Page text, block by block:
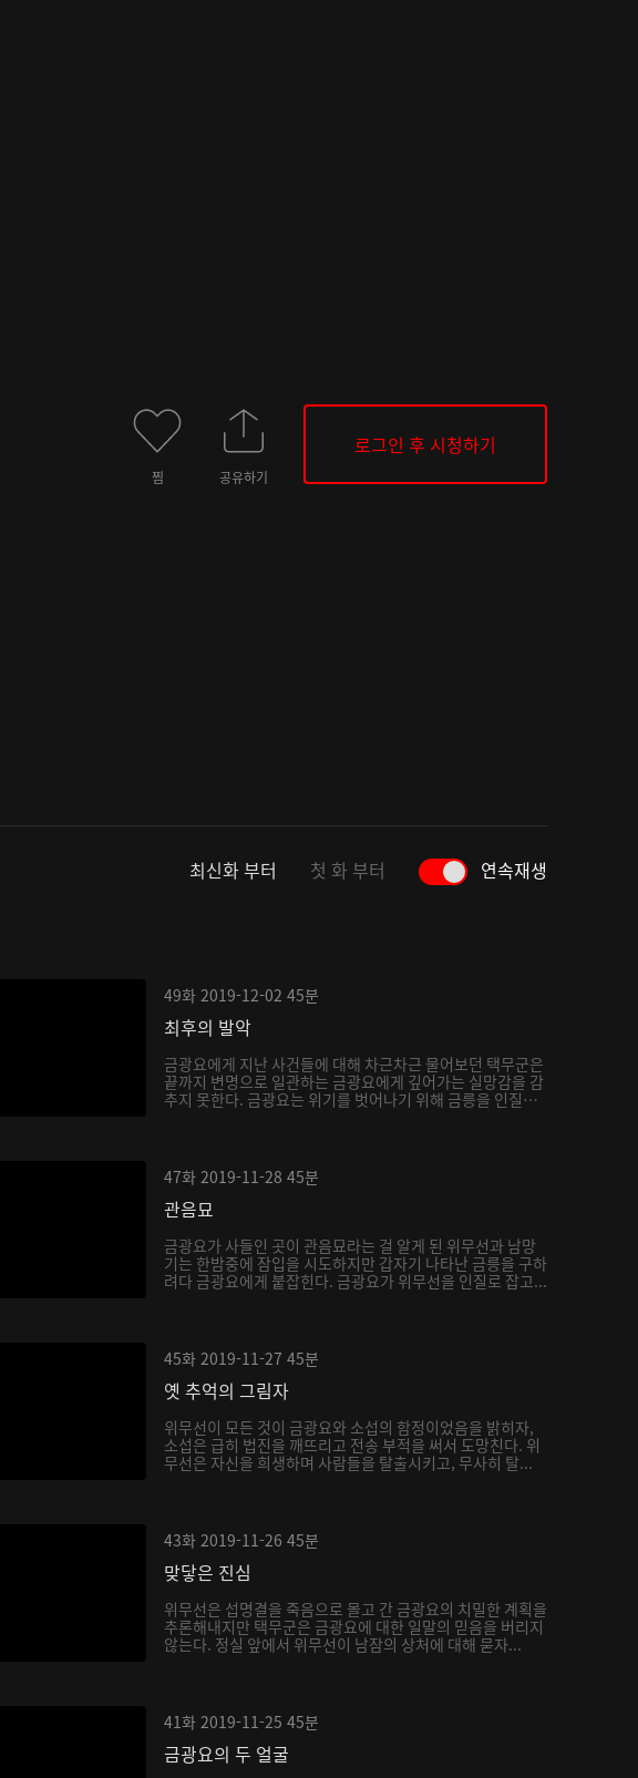
찜 공유하기
로그인 후 시청하기
최신화 부터 첫 화 부터 연속재생
49화 2019-12-02 45분
최후의 발악
금광요에게 지난 사건들에 대해 차근차근 물어보던 택무군은
끝까지 변명으로 일관하는 금광요에게 깊어가는 실망감을 감
추지 못한다. 금광요는 위기를 벗어나기 위해 금릉을 인질
47화 2019-11-28 45분
관음묘
금광요가 사들인 곳이 관음묘라는 걸 알게 된 위무선과 남망
기는 한밤중에 잠입을 시도하지만 갑자기 나타난 금릉을 구하
려다 금광요에게 붙잡힌다. 금광요가 위무선을 인질로 잡고...
45화 2019-11-27 45분
옛 추억의 그림자
위무선이 모든 것이 금광요와 소섭의 함정이었음을 밝히자,
소섭은 급히 법진을 깨뜨리고 전송 부적을 써서 도망친다. 위
무선은 자신을 희생하며 사람들을 탈출시키고, 무사히 탈...
43화 2019-11-26 45분
맞닿은 진심
위무선은 섭명결을 죽음으로 몰고 간 금광요의 치밀한 계획을
추론해내지만 택무군은 금광요에 대한 일말의 믿음을 버리지
않는다. 정실 앞에서 위무선이 남잠의 상처에 대해 묻자...
41화 2019-11-25 45분
금광요의 두 얼굴